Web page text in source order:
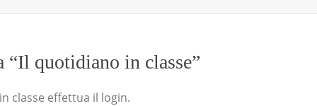
“Il quotidiano in classe”
classe effettua il login.